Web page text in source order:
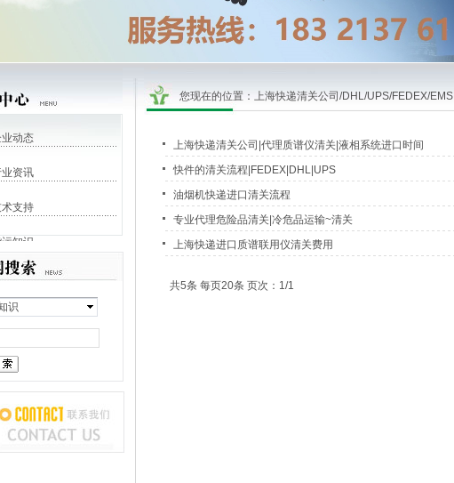
动态
资讯
支持
知识
知识
您现在的位置： 上海快递清关公司/DHL/UPS/FEDEX/EMS
上海快递清关公司|代理质谱仪清关|液相系统进口时间
快件的清关流程|FEDEX|DHL|UPS
油烟机快递进口清关流程
专业代理危险品清关|冷危品运输~清关
上海快递进口质谱联用仪清关费用
共5条 每页20条 页次：1/1
识